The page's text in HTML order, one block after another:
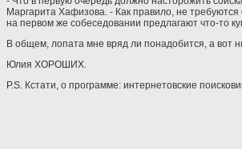
Маргарита Хафизова. - Как правило, не
на первом же собеседовании предлагают что-то
В общем, лопата мне вряд ли понадобится, а вот
Юлия ХОРОШИХ.
P.S. Кстати, о программе: интернетовские